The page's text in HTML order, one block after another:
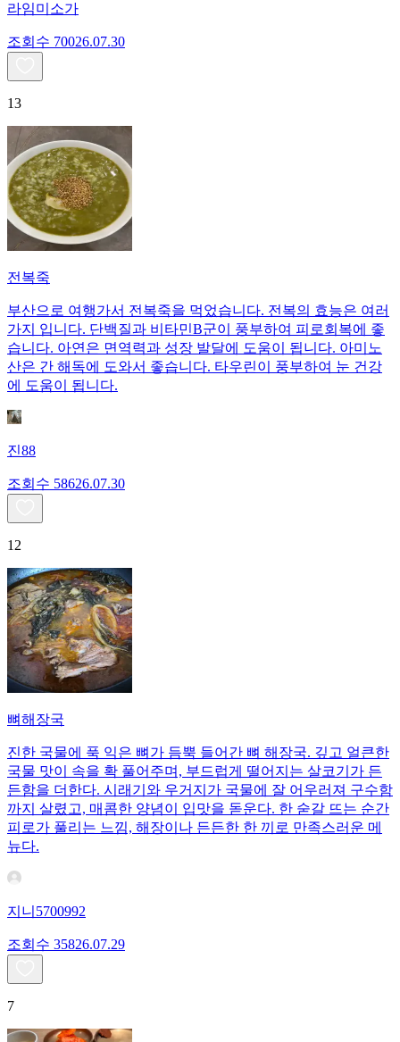
라임미소가
조회수 70026.07.30
13
전복죽
부산으로 여행가서 전복죽을 먹었습니다. 전복의 효능은 여러
가지 입니다. 단백질과 비타민B군이 풍부하여 피로회복에 좋
습니다. 아연은 면역력과 성장 발달에 도움이 됩니다. 아미노
산은 간 해독에 도와서 좋습니다. 타우린이 풍부하여 눈 건강
에 도움이 됩니다.
진88
조회수 58626.07.30
12
뼈해장국
진한 국물에 푹 익은 뼈가 듬뿍 들어간 뼈 해장국. 깊고 얼큰한
국물 맛이 속을 확 풀어주며, 부드럽게 떨어지는 살코기가 든
든함을 더한다. 시래기와 우거지가 국물에 잘 어우러져 구수함
까지 살렸고, 매콤한 양념이 입맛을 돋운다. 한 숟갈 뜨는 순간
피로가 풀리는 느낌, 해장이나 든든한 한 끼로 만족스러운 메
뉴다.
지니5700992
조회수 35826.07.29
7